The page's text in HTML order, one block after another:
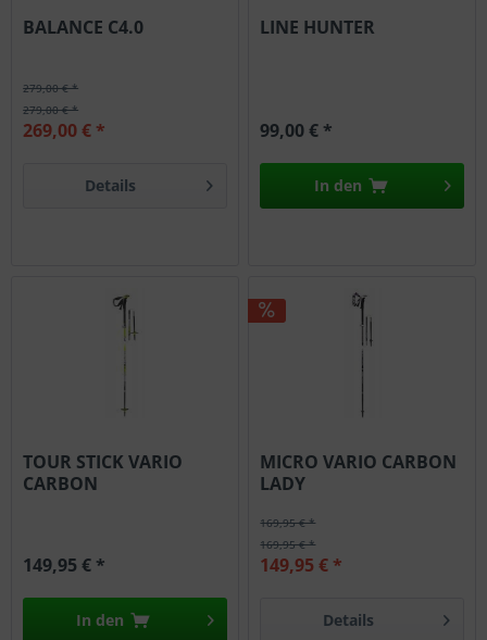
BALANCE C4.0
279,00 € *
279,00 € *
269,00 € *
Details
LINE HUNTER
99,00 € *
In den
TOUR STICK VARIO
CARBON
149,95 € *
In den
MICRO VARIO CARBON
LADY
169,95 € *
169,95 € *
149,95 € *
Details